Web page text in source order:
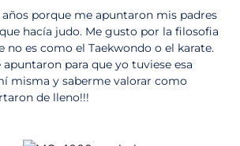
porque me apuntaron mis padres
hacía judo. Me gusto por la filosofia
no es como el Taekwondo o el karate.
apuntaron para que yo tuviese esa
misma y saberme valorar como
de lleno!!!